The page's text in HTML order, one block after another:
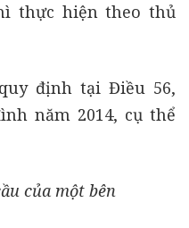
thực hiện theo thủ
định tại Điều 56,
năm 2014, cụ thể
của một bên